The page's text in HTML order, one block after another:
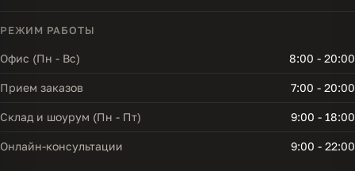
РЕЖИМ РАБОТЫ
Офис (Пн - Вс) 8:00 - 20:00
Прием заказов 7:00 - 20:00
Склад и шоурум (Пн - Пт) 9:00 - 18:00
Онлайн-консультации 9:00 - 22:00